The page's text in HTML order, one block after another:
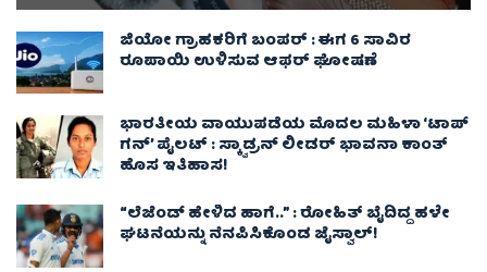
ಜಿಯೋ ಗ್ರಾಹಕರಿಗೆ ಬಂಪರ್ : ಈಗ 6 ಸಾವಿರ
ರೂಪಾಯಿ ಉಳಿಸುವ ಆಫರ್ ಘೋಷಣೆ
ಭಾರತೀಯ ವಾಯುಪಡೆಯ ಮೊದಲ ಮಹಿಳಾ ‘ಟಾಪ್
ಗನ್’ ಪೈಲಟ್ : ಸ್ಕ್ವಾಡ್ರನ್ ಲೀಡರ್ ಭಾವನಾ ಕಾಂತ್
ಹೊಸ ಇತಿಹಾಸ!
“ಲೆಜೆಂಡ್ ಹೇಳಿದ ಹಾಗೆ..” : ರೋಹಿತ್ ಬೈದಿದ್ದ ಹಳೇ
ಘಟನೆಯನ್ನು ನೆನಪಿಸಿಕೊಂಡ ಜೈಸ್ವಾಲ್!